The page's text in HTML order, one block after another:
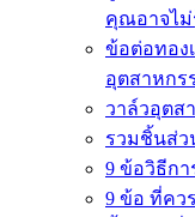
คุณอาจไ
ข้อต่อทอง
อุตสาหกร
วาล์วอุตส
รวมชิ้นส่
9 ข้อวิธีก
9 ข้อ ที่คว